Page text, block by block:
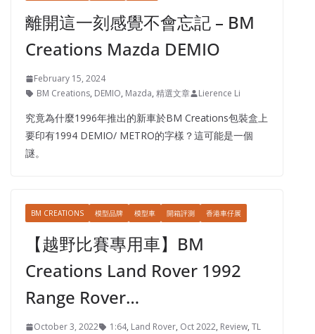
離開這一刻感覺不會忘記 – BM
Creations Mazda DEMIO
February 15, 2024
BM Creations, DEMIO, Mazda, 精選文章 Lierence Li
究竟為什麼1996年推出的新車於BM Creations包裝盒上
要印有1994 DEMIO/ METRO的字樣？這可能是一個
謎。
BM CREATIONS 模型品牌 模型車 開箱評測 香港車仔展
【越野比賽專用車】BM
Creations Land Rover 1992
Range Rover…
October 3, 2022 1:64, Land Rover, Oct 2022, Review, TL